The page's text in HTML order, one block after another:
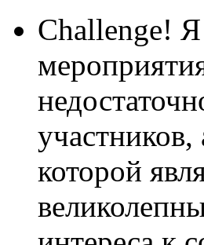
Challenge! Я
которой